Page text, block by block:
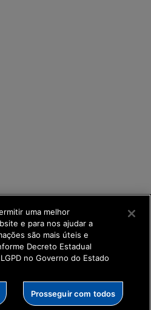
de Transformação
uma melhor
e para nos ajudar a
são mais úteis e
Decreto Estadual
no Governo do Estado
Prosseguir com todos